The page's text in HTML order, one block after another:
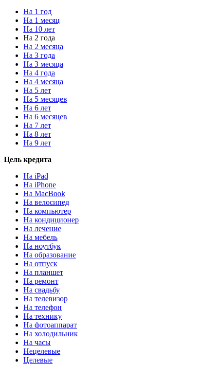
На 1 год
На 1 месяц
На 10 лет
На 2 года
На 2 месяца
На 3 года
На 3 месяца
На 4 года
На 4 месяца
На 5 лет
На 5 месяцев
На 6 лет
На 6 месяцев
На 7 лет
На 8 лет
На 9 лет
Цель кредита
На iPad
На iPhone
На MacBook
На велосипед
На компьютер
На кондиционер
На лечение
На мебель
На ноутбук
На образование
На отпуск
На планшет
На ремонт
На свадьбу
На телевизор
На телефон
На технику
На фотоаппарат
На холодильник
На часы
Нецелевые
Целевые